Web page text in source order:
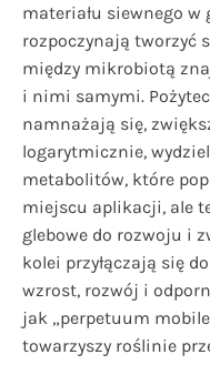
materiału siewnego
rozpoczynają tworzyć
między mikrobiotą
i nimi samymi.
namnażają się,
logarytmicznie,
metabolitów, które
miejscu aplikacji, ale
glebowe do rozwoju i
kolei przyłączają się
wzrost, rozwój i
jak „perpetuum
towarzyszy roślinie